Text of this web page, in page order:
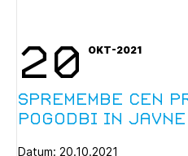
20 OKT-2021
Spremembe cen
pogodbi in
Datum: 20.10.2021